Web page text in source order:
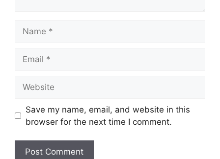
Save my name, email, and website in this
browser for the next time I comment.